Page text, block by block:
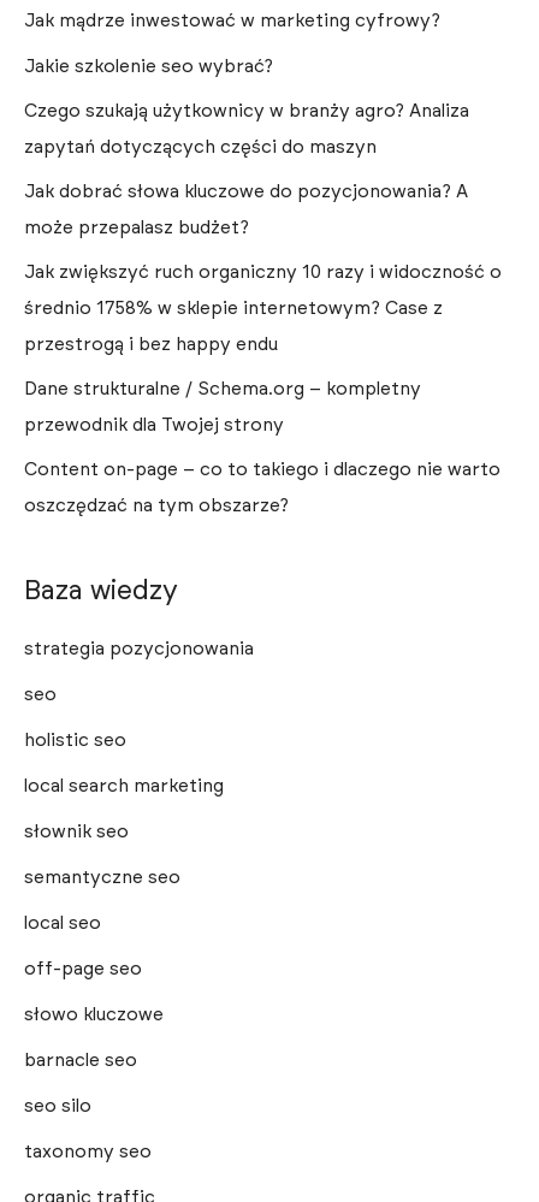
Jak mądrze inwestować w marketing cyfrowy?
Jakie szkolenie seo wybrać?
Czego szukają użytkownicy w branży agro? Analiza
zapytań dotyczących części do maszyn
Jak dobrać słowa kluczowe do pozycjonowania? A
może przepalasz budżet?
Jak zwiększyć ruch organiczny 10 razy i widoczność o
średnio 1758% w sklepie internetowym? Case z
przestrogą i bez happy endu
Dane strukturalne / Schema.org – kompletny
przewodnik dla Twojej strony
Content on-page – co to takiego i dlaczego nie warto
oszczędzać na tym obszarze?
Baza wiedzy
strategia pozycjonowania
seo
holistic seo
local search marketing
słownik seo
semantyczne seo
local seo
off-page seo
słowo kluczowe
barnacle seo
seo silo
taxonomy seo
organic traffic